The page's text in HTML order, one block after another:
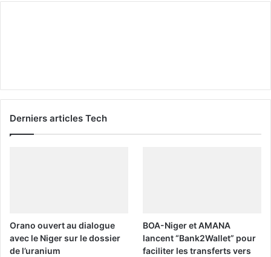
Derniers articles Tech
Orano ouvert au dialogue
avec le Niger sur le dossier
de l’uranium
BOA-Niger et AMANA
lancent “Bank2Wallet” pour
faciliter les transferts vers